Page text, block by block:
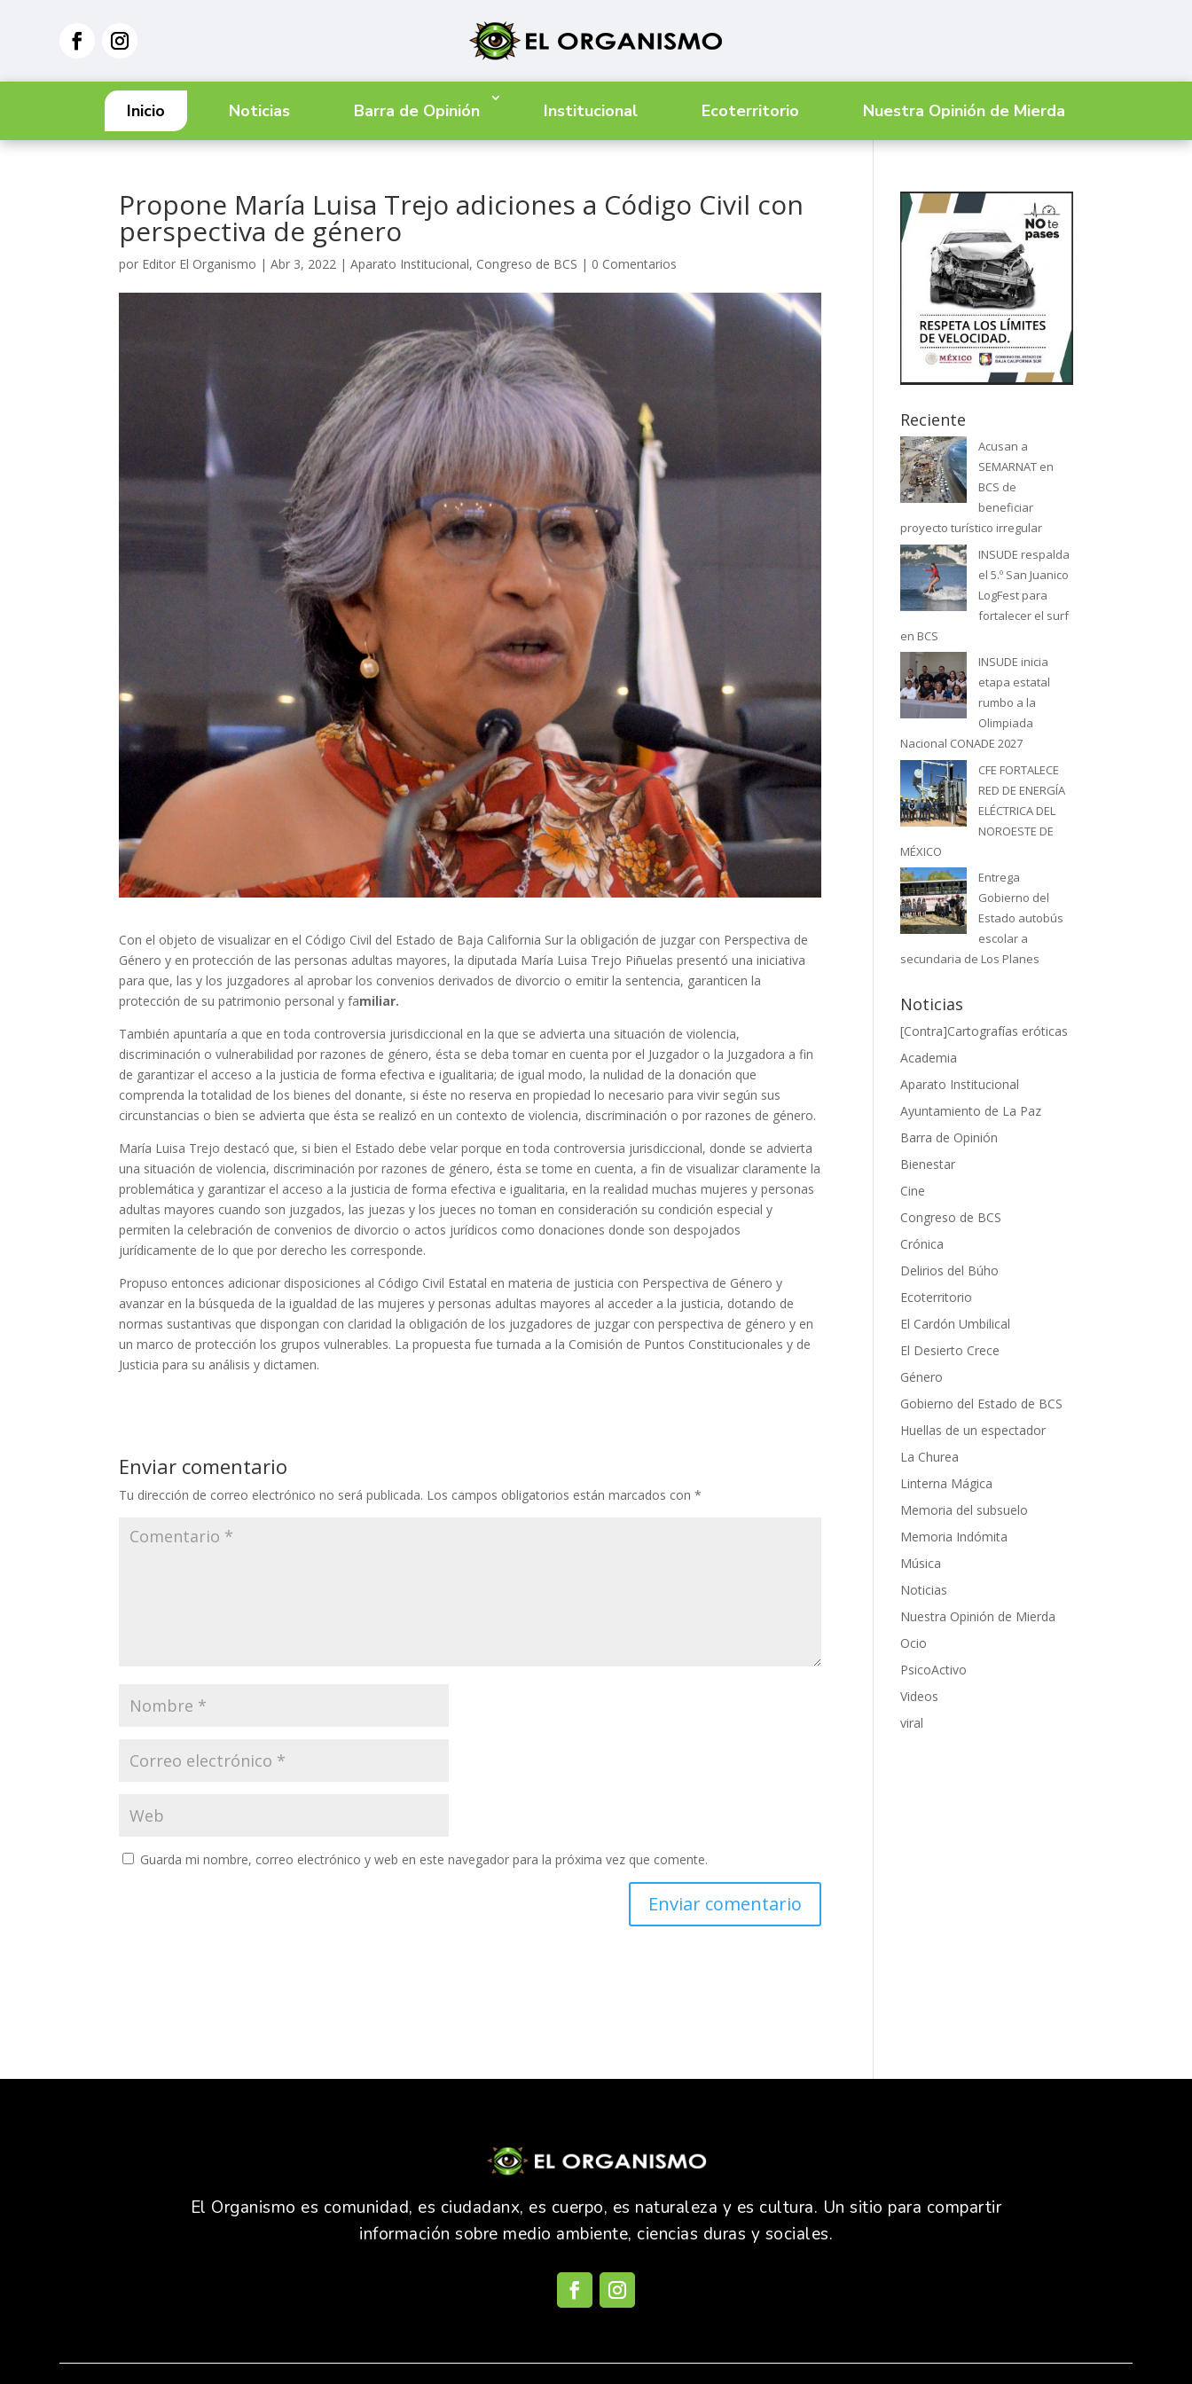
Inicio Noticias Barra de Opinión Institucional Ecoterritorio Nuestra Opinión de Mierda
Propone María Luisa Trejo adiciones a Código Civil con
perspectiva de género
por Editor El Organismo |Abr 3, 2022 |Aparato Institucional, Congreso de BCS | 0 Comentarios
Con el objeto de visualizar en el Código Civil del Estado de Baja California Sur la obligación de juzgar con Perspectiva de
Género y en protección de las personas adultas mayores, la diputada María Luisa Trejo Piñuelas presentó una iniciativa
para que, las y los juzgadores al aprobar los convenios derivados de divorcio o emitir la sentencia, garanticen la
protección de su patrimonio personal y familiar.
También apuntaría a que en toda controversia jurisdiccional en la que se advierta una situación de violencia,
discriminación o vulnerabilidad por razones de género, ésta se deba tomar en cuenta por el Juzgador o la Juzgadora a fin
de garantizar el acceso a la justicia de forma efectiva e igualitaria; de igual modo, la nulidad de la donación que
comprenda la totalidad de los bienes del donante, si éste no reserva en propiedad lo necesario para vivir según sus
circunstancias o bien se advierta que ésta se realizó en un contexto de violencia, discriminación o por razones de género.
María Luisa Trejo destacó que, si bien el Estado debe velar porque en toda controversia jurisdiccional, donde se advierta
una situación de violencia, discriminación por razones de género, ésta se tome en cuenta, a fin de visualizar claramente la
problemática y garantizar el acceso a la justicia de forma efectiva e igualitaria, en la realidad muchas mujeres y personas
adultas mayores cuando son juzgados, las juezas y los jueces no toman en consideración su condición especial y
permiten la celebración de convenios de divorcio o actos jurídicos como donaciones donde son despojados
jurídicamente de lo que por derecho les corresponde.
Propuso entonces adicionar disposiciones al Código Civil Estatal en materia de justicia con Perspectiva de Género y
avanzar en la búsqueda de la igualdad de las mujeres y personas adultas mayores al acceder a la justicia, dotando de
normas sustantivas que dispongan con claridad la obligación de los juzgadores de juzgar con perspectiva de género y en
un marco de protección los grupos vulnerables. La propuesta fue turnada a la Comisión de Puntos Constitucionales y de
Justicia para su análisis y dictamen.
Enviar comentario
Tu dirección de correo electrónico no será publicada. Los campos obligatorios están marcados con*
Guarda mi nombre, correo electrónico y web en este navegador para la próxima vez que comente.
Reciente
Acusan a
SEMARNAT en
BCS de
beneficiar
proyecto turístico irregular
INSUDE respalda
el 5.º San Juanico
LogFest para
fortalecer el surf
en BCS
INSUDE inicia
etapa estatal
rumbo a la
Olimpiada
Nacional CONADE 2027
CFE FORTALECE
RED DE ENERGÍA
ELÉCTRICA DEL
NOROESTE DE
MÉXICO
Entrega
Gobierno del
Estado autobús
escolar a
secundaria de Los Planes
Noticias
[Contra]Cartografías eróticas
Academia
Aparato Institucional
Ayuntamiento de La Paz
Barra de Opinión
Bienestar
Cine
Congreso de BCS
Crónica
Delirios del Búho
Ecoterritorio
El Cardón Umbilical
El Desierto Crece
Género
Gobierno del Estado de BCS
Huellas de un espectador
La Churea
Linterna Mágica
Memoria del subsuelo
Memoria Indómita
Música
Noticias
Nuestra Opinión de Mierda
Ocio
PsicoActivo
Videos
viral
El Organismo es comunidad, es ciudadanx, es cuerpo, es naturaleza y es cultura. Un sitio para compartir
información sobre medio ambiente, ciencias duras y sociales.